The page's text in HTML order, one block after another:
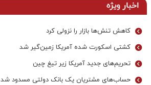
اخبار ویژه
کاهش تنش‌ها بازار را نزولی کرد
کشتی اسکورت شده آمریکا زمین‌گیر شد
تحریم‌های جدید آمریکا زیر تیغ چین
حساب‌های مشتریان یک بانک‌ دولتی مسدود شد